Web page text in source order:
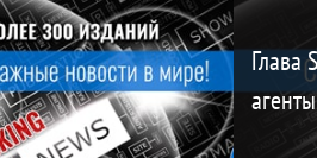
Глава